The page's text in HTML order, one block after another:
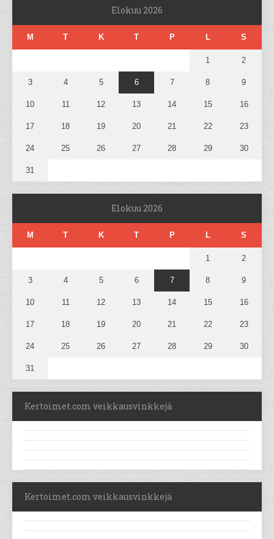
Elokuu 2026
M T K T P L S
1 2
3 4 5 6 7 8 9
10 11 12 13 14 15 16
17 18 19 20 21 22 23
24 25 26 27 28 29 30
31
Elokuu 2026
M T K T P L S
1 2
3 4 5 6 7 8 9
10 11 12 13 14 15 16
17 18 19 20 21 22 23
24 25 26 27 28 29 30
31
Kertoimet.com veikkausvinkkejä
Kertoimet.com veikkausvinkkejä